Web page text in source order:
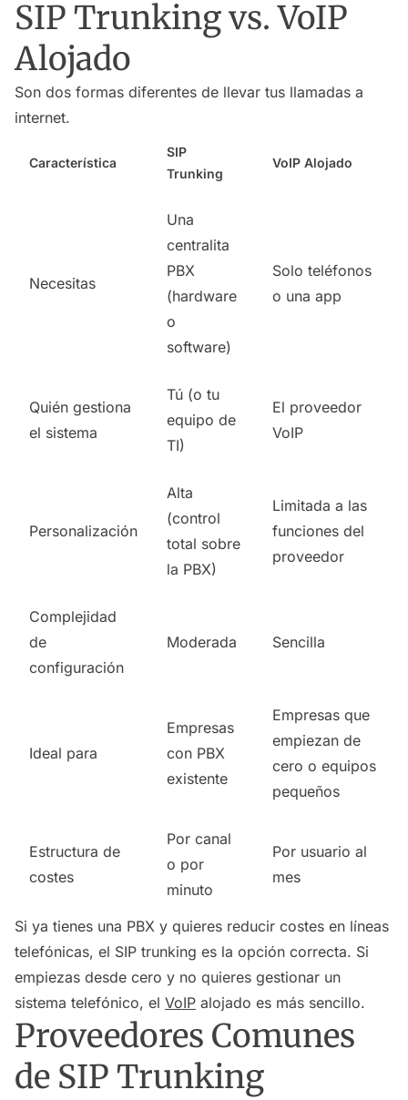
SIP Trunking vs. VoIP
Alojado
Son dos formas diferentes de llevar tus llamadas a
internet.
Característica
SIP
Trunking
VoIP Alojado
Necesitas
Una
centralita
PBX
(hardware
o
software)
Solo teléfonos
o una app
Quién gestiona
el sistema
Tú (o tu
equipo de
TI)
El proveedor
VoIP
Personalización
Alta
(control
total sobre
la PBX)
Limitada a las
funciones del
proveedor
Complejidad
de
configuración
Moderada Sencilla
Ideal para
Empresas
con PBX
existente
Empresas que
empiezan de
cero o equipos
pequeños
Estructura de
costes
Por canal
o por
minuto
Por usuario al
mes
Si ya tienes una PBX y quieres reducir costes en líneas
telefónicas, el SIP trunking es la opción correcta. Si
empiezas desde cero y no quieres gestionar un
sistema telefónico, el VoIP alojado es más sencillo.
Proveedores Comunes
de SIP Trunking